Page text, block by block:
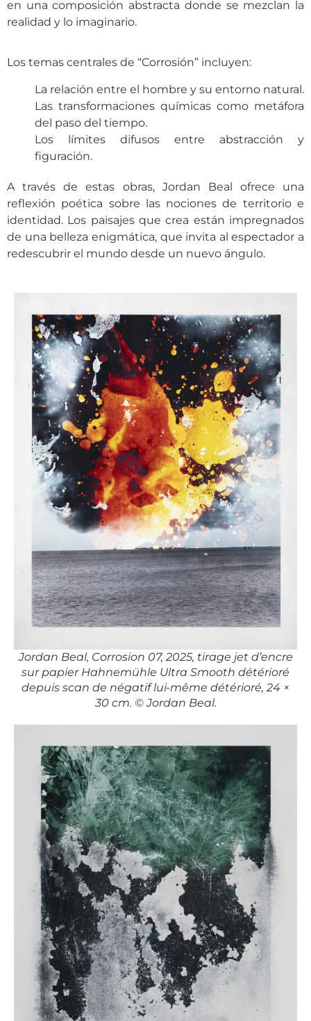
en una composición abstracta donde se mezclan la
realidad y lo imaginario.
Los temas centrales de “Corrosión” incluyen:
La relación entre el hombre y su entorno natural.
Las transformaciones químicas como metáfora
del paso del tiempo.
Los límites difusos entre abstracción y
figuración.
A través de estas obras, Jordan Beal ofrece una
reflexión poética sobre las nociones de territorio e
identidad. Los paisajes que crea están impregnados
de una belleza enigmática, que invita al espectador a
redescubrir el mundo desde un nuevo ángulo.
Jordan Beal, Corrosion 07, 2025, tirage jet d’encre
sur papier Hahnemühle Ultra Smooth détérioré
depuis scan de négatif lui-même détérioré, 24 ×
30 cm. © Jordan Beal.